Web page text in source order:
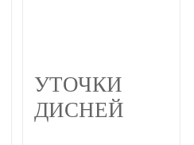
УТОЧКИ
ДИСНЕЙ